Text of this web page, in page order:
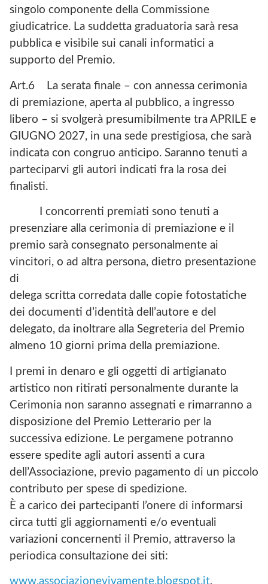
singolo componente della Commissione
giudicatrice. La suddetta graduatoria sarà resa
pubblica e visibile sui canali informatici a
supporto del Premio.
Art.6 La serata finale – con annessa cerimonia
di premiazione, aperta al pubblico, a ingresso
libero – si svolgerà presumibilmente tra APRILE e
GIUGNO 2027, in una sede prestigiosa, che sarà
indicata con congruo anticipo. Saranno tenuti a
parteciparvi gli autori indicati fra la rosa dei
finalisti.
I concorrenti premiati sono tenuti a
presenziare alla cerimonia di premiazione e il
premio sarà consegnato personalmente ai
vincitori, o ad altra persona, dietro presentazione
di
delega scritta corredata dalle copie fotostatiche
dei documenti d’identità dell’autore e del
delegato, da inoltrare alla Segreteria del Premio
almeno 10 giorni prima della premiazione.
I premi in denaro e gli oggetti di artigianato
artistico non ritirati personalmente durante la
Cerimonia non saranno assegnati e rimarranno a
disposizione del Premio Letterario per la
successiva edizione. Le pergamene potranno
essere spedite agli autori assenti a cura
dell’Associazione, previo pagamento di un piccolo
contributo per spese di spedizione.
È a carico dei partecipanti l’onere di informarsi
circa tutti gli aggiornamenti e/o eventuali
variazioni concernenti il Premio, attraverso la
periodica consultazione dei siti:
www.associazionevivamente.blogspot.it,